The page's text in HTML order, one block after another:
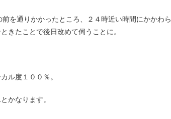
を通りかかったところ、２４時近い時間にかかわら
きたことで後日改めて伺うことに。
ル度１００％。
かなります。